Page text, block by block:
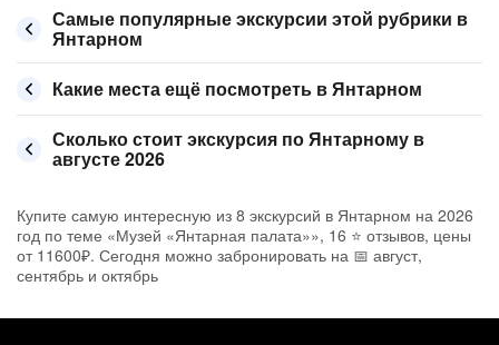
Самые популярные экскурсии этой рубрики в
Янтарном
Какие места ещё посмотреть в Янтарном
Сколько стоит экскурсия по Янтарному в
августе 2026
Купите самую интересную из 8 экскурсий в Янтарном на 2026
год по теме «Музей «Янтарная палата»», 16 ⭐ отзывов, цены
от 11600₽. Сегодня можно забронировать на 📅 август,
сентябрь и октябрь